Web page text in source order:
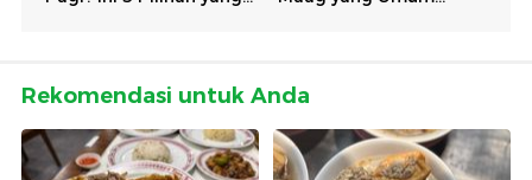
Rekomendasi untuk Anda